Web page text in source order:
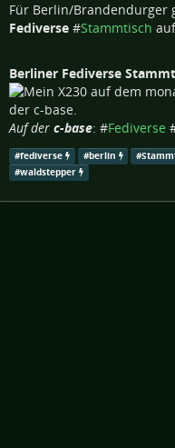
Für Berlin/Brandendurger
Fediverse #Stammtisch
Berliner Fediverse
Auf der c-base: #Fediverse
#fediverse #berlin #
#waldstepper